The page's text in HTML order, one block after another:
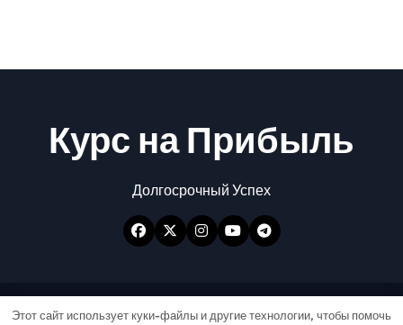
Курс на Прибыль
Долгосрочный Успех
Авторские права © Все права защищены|
Этот сайт использует куки-файлы и другие технологии, чтобы помочь